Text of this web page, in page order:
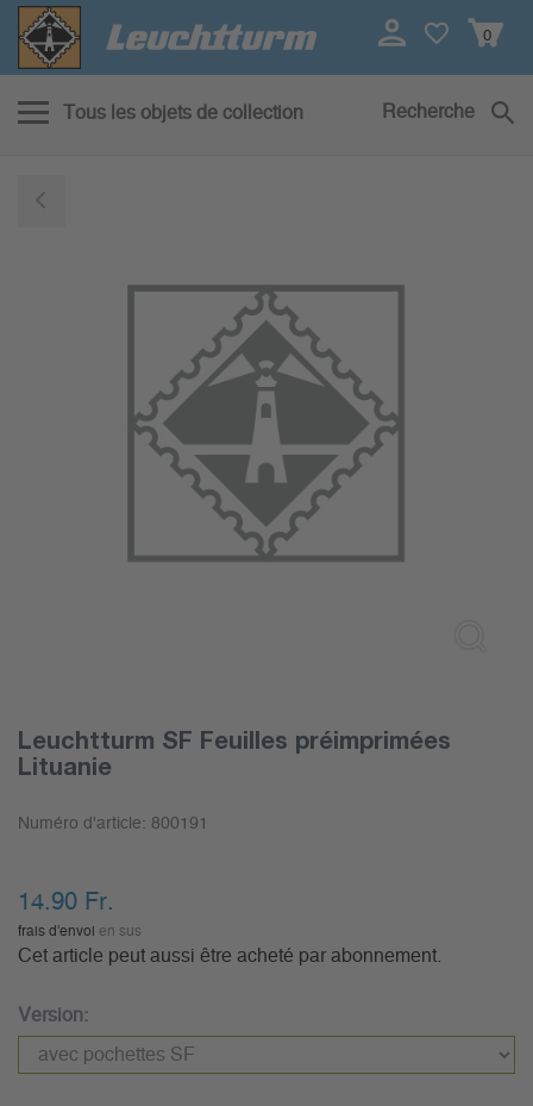
0
Tous les objets de collection Recherche
Leuchtturm SF Feuilles préimprimées
Lituanie
Numéro d'article: 800191
14.90 Fr.
frais d'envoi en sus
Cet article peut aussi être acheté par abonnement.
Version: